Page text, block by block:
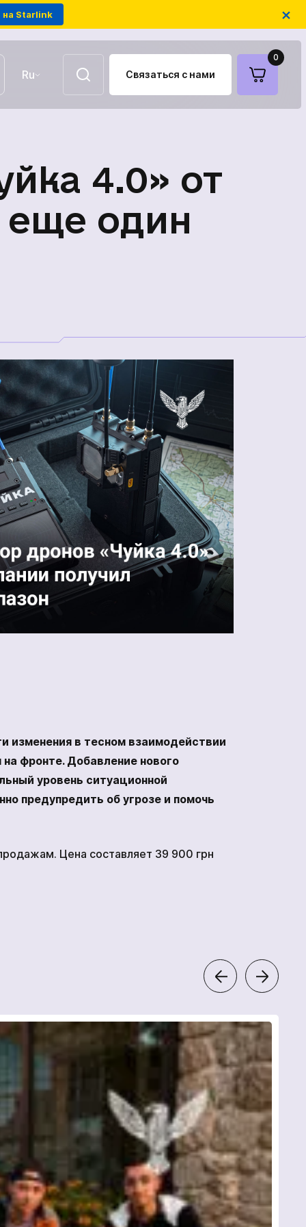
Starlink ×
FPV-дроны на оптоволокне
БпАК
Ru
Связаться с нами
0
4.0» от
один
изменения в тесном взаимодействии
фронте. Добавление нового
уровень ситуационной
предупредить об угрозе и помочь
Цена составляет 39 900 грн